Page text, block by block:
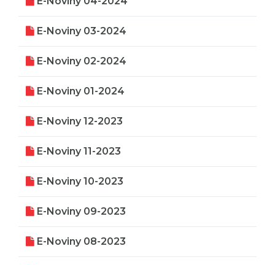
E-Noviny 03-2024
E-Noviny 02-2024
E-Noviny 01-2024
E-Noviny 12-2023
E-Noviny 11-2023
E-Noviny 10-2023
E-Noviny 09-2023
E-Noviny 08-2023